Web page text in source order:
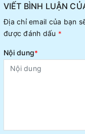
VIẾT BÌNH LUẬN
Địa chỉ email của bạn
được đánh dấu *
Nội dung*